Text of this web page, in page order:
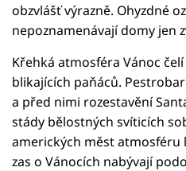
obzvlášť výrazně. Ohyzdné
nepoznamenávají domy jen
Křehká atmosféra Vánoc
blikajících paňáců.
a před nimi rozestavění
stády bělostných svíticích
amerických měst
zas o Vánocích nabývají